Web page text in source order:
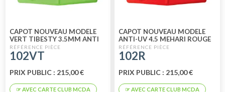
CAPOT NOUVEAU MODELE
VERT TIBESTY 3.5MM ANTI
UV
102VT
PRIX PUBLIC : 215,00 €
CAPOT NOUVEAU MODELE
ANTI-UV 4.5 MEHARI ROUGE
102R
PRIX PUBLIC : 215,00 €